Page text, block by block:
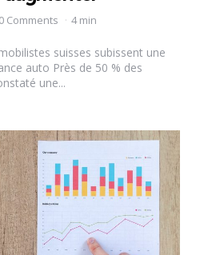
0 Comments 4 min
suisses subissent une
auto Près de 50 % des
une...